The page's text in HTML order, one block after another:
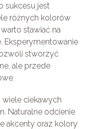
sukcesu jest
różnych kolorów
stawiać na
Eksperymentowanie
stworzyć
ale przede
ciekawych
Naturalne odcienie
akcenty oraz kolory